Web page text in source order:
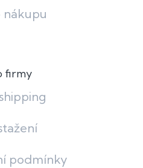
nákupu
firmy
podmínky